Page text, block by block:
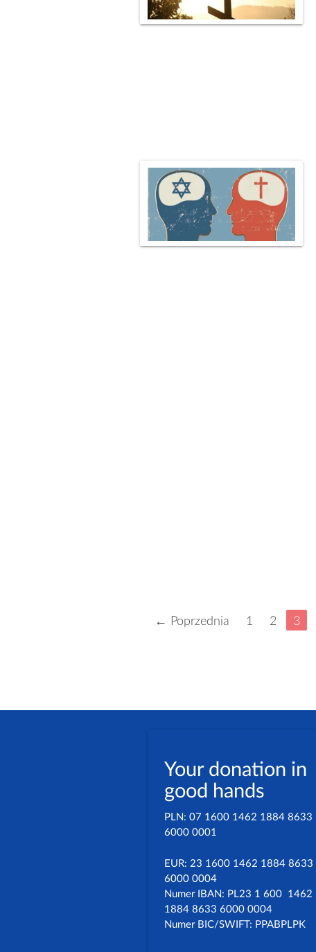
← Poprzednia 1 2 3
Your donation in
good hands
PLN: 07 1600 1462 1884 8633
6000 0001
EUR: 23 1600 1462 1884 8633
6000 0004
Numer IBAN: PL23 1 600 1462
1884 8633 6000 0004
Numer BIC/SWIFT: PPABPLPK